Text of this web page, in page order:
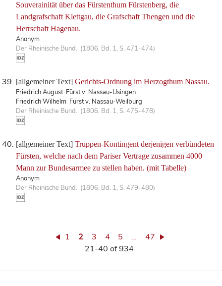
Souverainität über das Fürstenthum Fürstenberg, die
Landgrafschaft Klettgau, die Grafschaft Thengen und die
Herrschaft Hagenau.
Anonym
Der Rheinische Bund. (1806, Bd. 1, S. 471-474)
[allgemeiner Text] Gerichts-Ordnung im Herzogthum Nassau.
Friedrich August Fürst v. Nassau-Usingen ;
Friedrich Wilhelm Fürst v. Nassau-Weilburg
Der Rheinische Bund. (1806, Bd. 1, S. 475-478)
[allgemeiner Text] Truppen-Kontingent derjenigen verbündeten
Fürsten, welche nach dem Pariser Vertrage zusammen 4000
Mann zur Bundesarmee zu stellen haben. (mit Tabelle)
Anonym
Der Rheinische Bund. (1806, Bd. 1, S. 479-480)
1 2 3 4 5 …
47
21-40 of 934